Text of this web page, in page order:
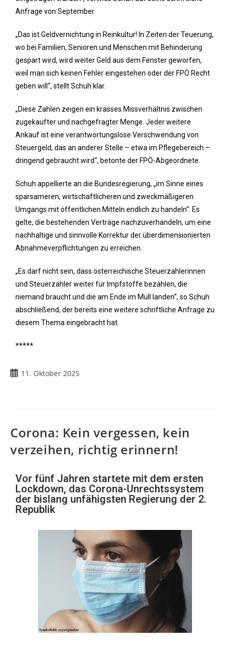
Anfrage von September.
„Das ist Geldvernichtung in Reinkultur! In Zeiten der Teuerung,
wo bei Familien, Senioren und Menschen mit Behinderung
gespart wird, wird weiter Geld aus dem Fenster geworfen,
weil man sich keinen Fehler eingestehen oder der FPÖ Recht
geben will“, stellt Schuh klar.
„Diese Zahlen zeigen ein krasses Missverhältnis zwischen
zugekaufter und nachgefragter Menge. Jeder weitere
Ankauf ist eine verantwortungslose Verschwendung von
Steuergeld, das an anderer Stelle – etwa im Pflegebereich –
dringend gebraucht wird“, betonte der FPÖ-Abgeordnete.
Schuh appellierte an die Bundesregierung, „im Sinne eines
sparsameren, wirtschaftlicheren und zweckmäßigeren
Umgangs mit öffentlichen Mitteln endlich zu handeln“. Es
gelte, die bestehenden Verträge nachzuverhandeln, um eine
nachhaltige und sinnvolle Korrektur der überdimensionierten
Abnahmeverpflichtungen zu erreichen.
„Es darf nicht sein, dass österreichische Steuerzahlerinnen
und Steuerzahler weiter für Impfstoffe bezahlen, die
niemand braucht und die am Ende im Müll landen“, so Schuh
abschließend, der bereits eine weitere schriftliche Anfrage zu
diesem Thema eingebracht hat.
*****
11. Oktober 2025
Corona: Kein vergessen, kein
verzeihen, richtig erinnern!
Vor fünf Jahren startete mit dem ersten
Lockdown, das Corona-Unrechtssystem
der bislang unfähigsten Regierung der 2.
Republik